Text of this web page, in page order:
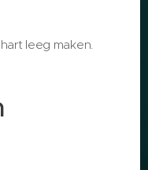
leeg maken.